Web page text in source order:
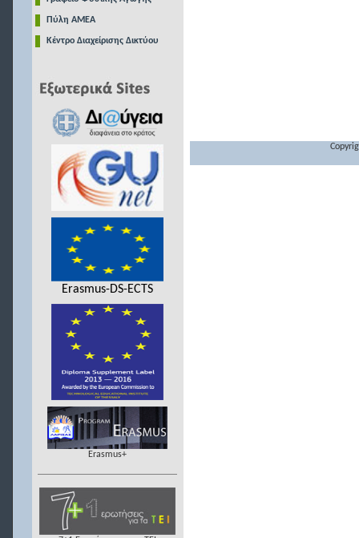
Πύλη ΑΜΕΑ
Κέντρο Διαχείρισης Δικτύου
Erasmus-DS-ECTS
Erasmus+